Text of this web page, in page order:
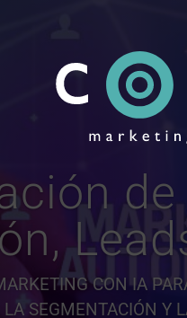
CON IA
SEGMENTACIÓN Y